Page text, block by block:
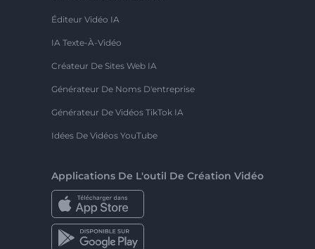
Éditeur Vidéo IA
IA Texte-À-Vidéo
Créateur De Sites Web IA
Générateur De Noms D'entreprise
Générateur De Vidéos TikTok IA
Idées De Vidéos YouTube
Applications De L'outil De Création Vidéo